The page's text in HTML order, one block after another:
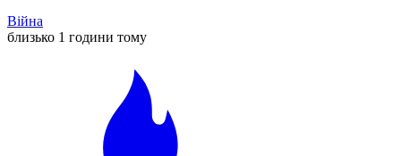
Війна
близько 1 години тому